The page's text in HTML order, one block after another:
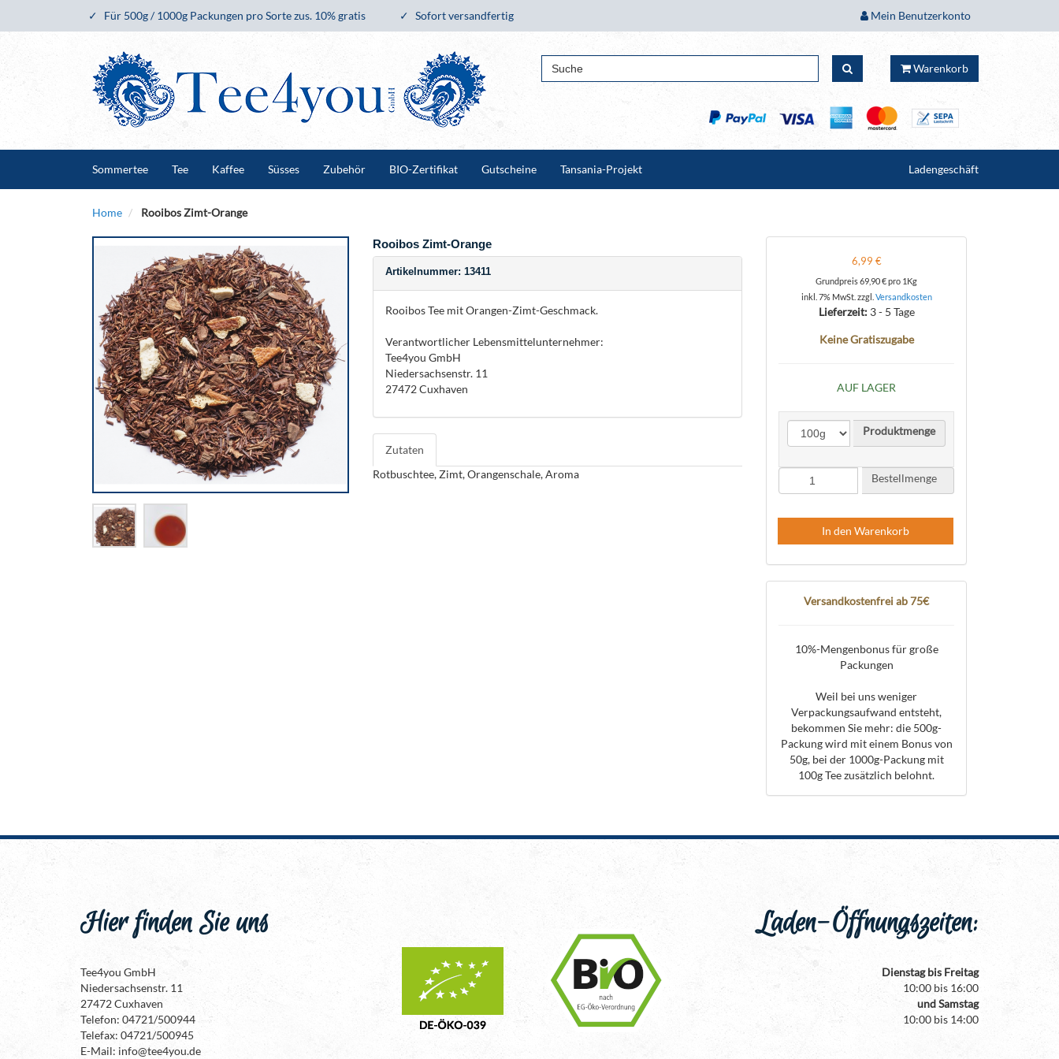
Für 500g / 1000g Packungen pro Sorte zus. 10% gratis Sofort versandfertig Mein Benutzerkonto
Warenkorb
Sommertee Tee Kaffee Süsses Zubehör BIO-Zertifikat Gutscheine Tansania-Projekt Ladengeschäft
Home Rooibos Zimt-Orange
Rooibos Zimt-Orange
Artikelnummer: 13411
Rooibos Tee mit Orangen-Zimt-Geschmack.
Verantwortlicher Lebensmittelunternehmer:
Tee4you GmbH
Niedersachsenstr. 11
27472 Cuxhaven
Zutaten
Rotbuschtee, Zimt, Orangenschale, Aroma
6,99 €
Grundpreis69,90 €pro 1Kg
inkl. 7% MwSt. zzgl. Versandkosten
Lieferzeit: 3 - 5 Tage
Keine Gratiszugabe
AUF LAGER
Produktmenge
Bestellmenge
In den Warenkorb
Versandkostenfrei ab 75€
10%-Mengenbonus für große
Packungen
Weil bei uns weniger
Verpackungsaufwand entsteht,
bekommen Sie mehr: die 500g-
Packung wird mit einem Bonus von
50g, bei der 1000g-Packung mit
100g Tee zusätzlich belohnt.
Hier finden Sie uns
Tee4you GmbH
Niedersachsenstr. 11
27472 Cuxhaven
Telefon: 04721/500944
Telefax: 04721/500945
E-Mail: info@tee4you.de
Laden-Öffnungszeiten:
Dienstag bis Freitag
10:00 bis 16:00
und Samstag
10:00 bis 14:00